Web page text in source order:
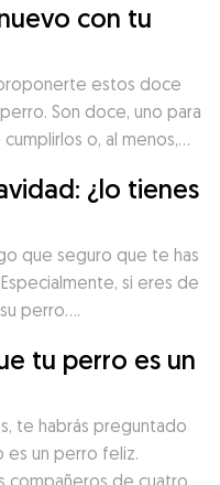
con tu
estos doce
Son doce, uno para
o, al menos,…
¿lo tienes
que seguro que te has
si eres de
perro….
tu perro es un
te habrás preguntado
es un perro feliz.